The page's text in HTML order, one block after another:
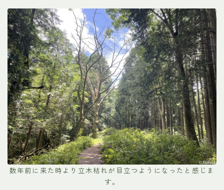
数年前に来た時より立木枯れが目立つようになったと感じま
す。